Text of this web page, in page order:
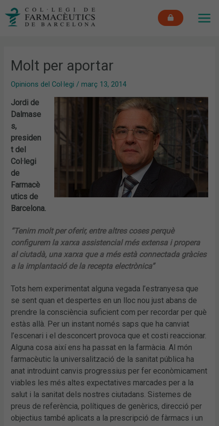
Molt per aportar
Opinions del Col·legi /març 13, 2014
Jordi de
Dalmase
s,
presiden
t del
Col·legi
de
Farmacè
utics de
Barcelona.
“Tenim molt per oferir, entre altres coses perquè
configurem la xarxa assistencial més extensa i propera
al ciutadà, una xarxa que a més està connectada gràcies
a la implantació de la recepta electrònica”
Tots hem experimentat alguna vegada l’estranyesa que
se sent quan et despertes en un lloc nou just abans de
prendre la consciència suficient com per recordar per què
estàs allà. Per un instant només saps que ha canviat
l’escenari i el desconcert provoca que et costi reaccionar.
Alguna cosa així ens ha passat en la farmàcia. Al món
farmacèutic la universalització de la sanitat pública ha
anat introduint canvis progressius per fer econòmicament
viables les més altes expectatives marcades per a la
salut i la sanitat dels nostres ciutadans. Sistemes de
preus de referència, polítiques de genèrics, direcció per
objectius també aplicats a la prescripció de fàrmacs i un